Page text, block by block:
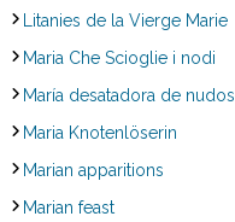
Litanies de la Vierge Marie
Maria Che Scioglie i nodi
María desatadora de nudos
Maria Knotenlöserin
Marian apparitions
Marian feast